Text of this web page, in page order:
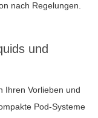
nach Regelungen.
und
Ihren Vorlieben und
Pod-Systeme